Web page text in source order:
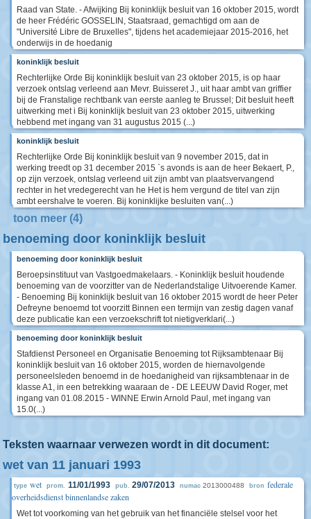
Raad van State. - Afwijking Bij koninklijk besluit van 16 oktober 2015, wordt
de heer Frédéric GOSSELIN, Staatsraad, gemachtigd om aan de
"Université Libre de Bruxelles", tijdens het academiejaar 2015-2016, het
onderwijs in de hoedanig
koninklijk besluit
Rechterlijke Orde Bij koninklijk besluit van 23 oktober 2015, is op haar
verzoek ontslag verleend aan Mevr. Buisseret J., uit haar ambt van griffier
bij de Franstalige rechtbank van eerste aanleg te Brussel; Dit besluit heeft
uitwerking met i Bij koninklijk besluit van 23 oktober 2015, uitwerking
hebbend met ingang van 31 augustus 2015 (...)
koninklijk besluit
Rechterlijke Orde Bij koninklijk besluit van 9 november 2015, dat in
werking treedt op 31 december 2015 `s avonds is aan de heer Bekaert, P.,
op zijn verzoek, ontslag verleend uit zijn ambt van plaatsvervangend
rechter in het vredegerecht van he Het is hem vergund de titel van zijn
ambt eershalve te voeren. Bij koninklijke besluiten van(...)
toon meer (4)
benoeming door koninklijk besluit
benoeming door koninklijk besluit
Beroepsinstituut van Vastgoedmakelaars. - Koninklijk besluit houdende
benoeming van de voorzitter van de Nederlandstalige Uitvoerende Kamer.
- Benoeming Bij koninklijk besluit van 16 oktober 2015 wordt de heer Peter
Defreyne benoemd tot voorzitt Binnen een termijn van zestig dagen vanaf
deze publicatie kan een verzoekschrift tot nietigverklari(...)
benoeming door koninklijk besluit
Stafdienst Personeel en Organisatie Benoeming tot Rijksambtenaar Bij
koninklijk besluit van 16 oktober 2015, worden de hiernavolgende
personeelsleden benoemd in de hoedanigheid van rijksambtenaar in de
klasse A1, in een betrekking waaraan de - DE LEEUW David Roger, met
ingang van 01.08.2015 - WINNE Erwin Arnold Paul, met ingang van
15.0(...)
Teksten waarnaar verwezen wordt in dit document:
wet van 11 januari 1993
type wet prom. 11/01/1993 pub. 29/07/2013 numac 2013000488 bron federale
overheidsdienst binnenlandse zaken
Wet tot voorkoming van het gebruik van het financiële stelsel voor het